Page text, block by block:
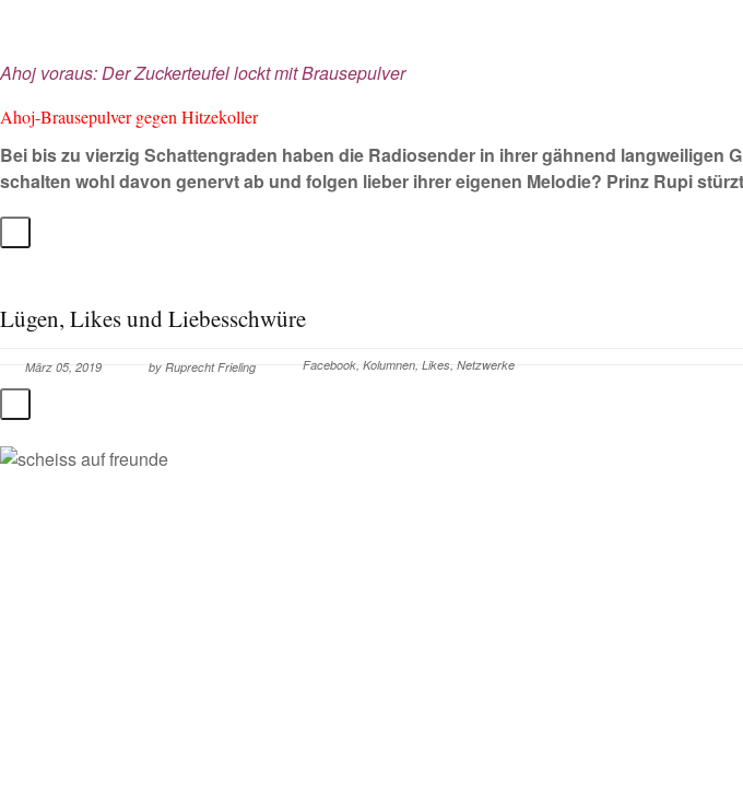
Ahoj voraus: Der Zuckerteufel lockt mit Brausepulver
Ahoj-Brausepulver gegen Hitzekoller
Bei bis zu vierzig Schattengraden haben die Radiosender in ihrer gähnend langweiligen
schalten wohl davon genervt ab und folgen lieber ihrer eigenen Melodie? Prinz Rupi
Lügen, Likes und Liebesschwüre
März 05, 2019 by Ruprecht Frieling Facebook, Kolumnen, Likes, Netzwerke